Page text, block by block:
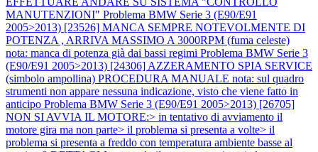
MANUTENZIONI" Problema BMW Serie 3 (E90/E91
2005>2013) [23526] MANCA SEMPRE NOTEVOLMENTE DI
POTENZA , ARRIVA MASSIMO A 3000RPM (fuma celeste)
nota: manca di potenza già dai bassi regimi Problema BMW Serie 3
(E90/E91 2005>2013) [24306] AZZERAMENTO SPIA SERVICE
(simbolo ampollina) PROCEDURA MANUALE nota: sul quadro
strumenti non appare nessuna indicazione, visto che viene fatto in
anticipo Problema BMW Serie 3 (E90/E91 2005>2013) [26705]
NON SI AVVIA IL MOTORE:> in tentativo di avviamento il
motore gira ma non parte> il problema si presenta a volte> il
problema si presenta a freddo con temperatura ambiente basse al